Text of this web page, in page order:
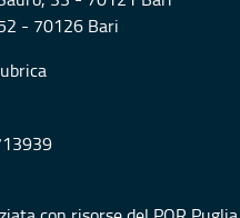
- 70126 Bari